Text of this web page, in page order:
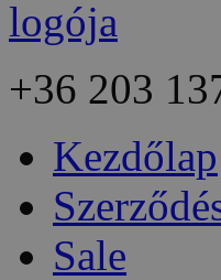
+36 203
Kezdőlap
Sale